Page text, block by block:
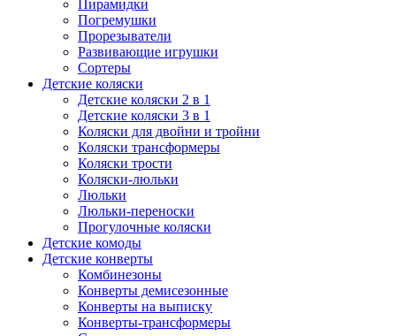
Пирамидки
Погремушки
Прорезыватели
Развивающие игрушки
Сортеры
Детские коляски
Детские коляски 2 в 1
Детские коляски 3 в 1
Коляски для двойни и тройни
Коляски трансформеры
Коляски трости
Коляски-люльки
Люльки
Люльки-переноски
Прогулочные коляски
Детские комоды
Детские конверты
Комбинезоны
Конверты демисезонные
Конверты на выписку
Конверты-трансформеры